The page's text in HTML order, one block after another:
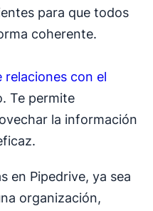
para que todos
coherente.
con el
Te permite
la información
en Pipedrive, ya sea
organización,